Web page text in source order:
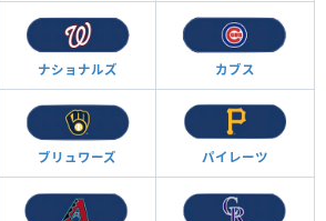
ナショナルズ カブス
ブリュワーズ パイレーツ